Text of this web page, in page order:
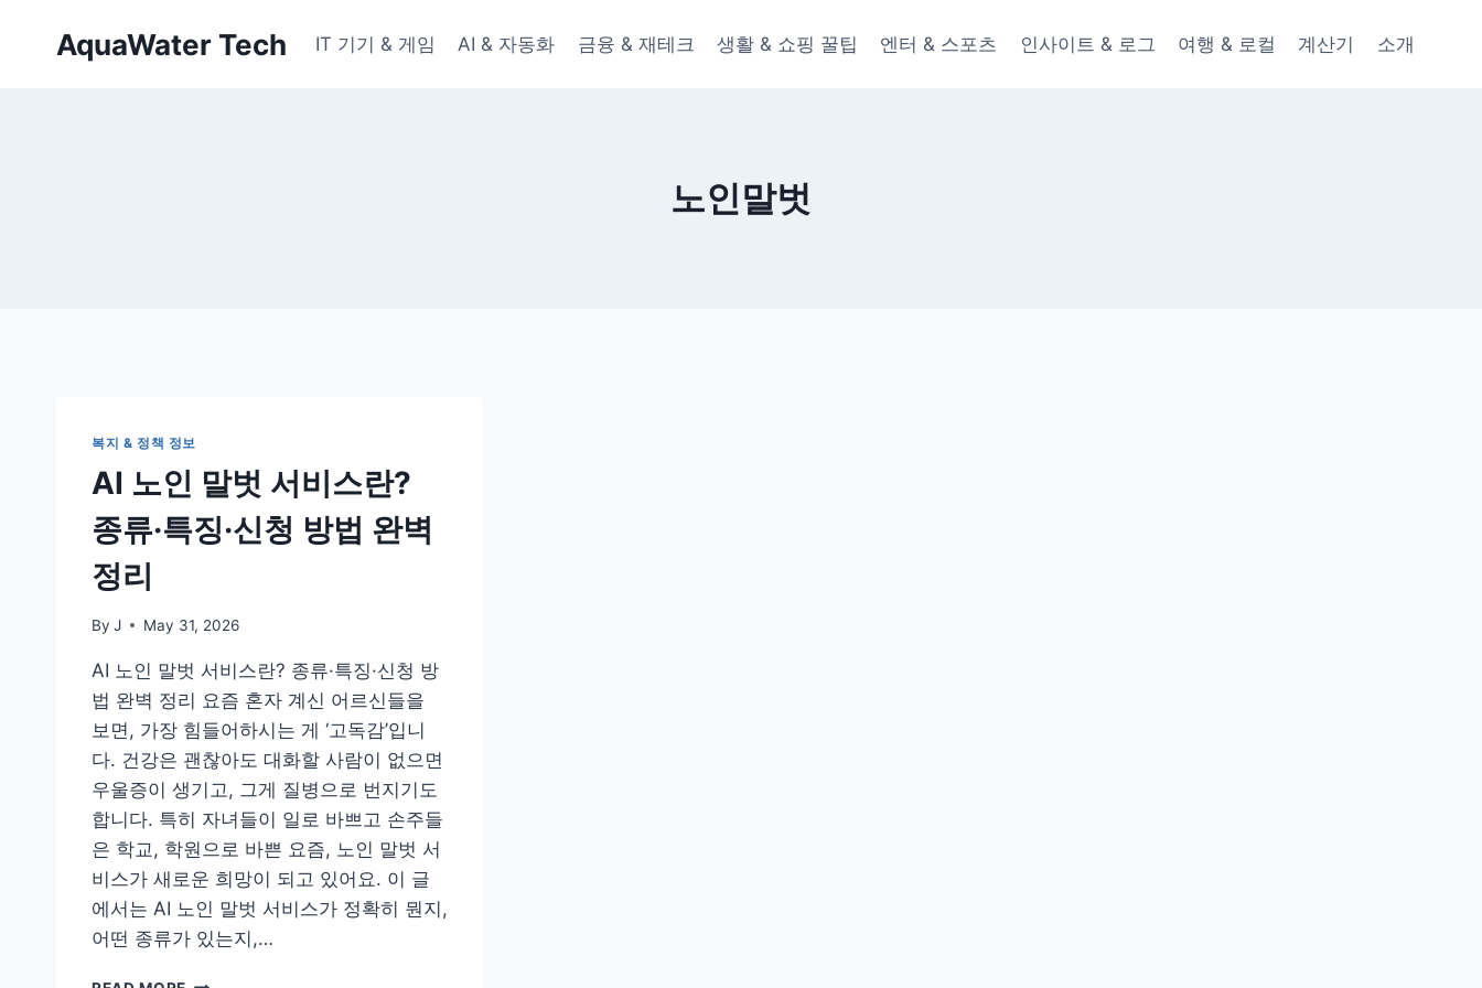
AquaWater Tech IT 기기 & 게임 AI & 자동화 금융 & 재테크 생활 & 쇼핑 꿀팁 엔터 & 스포츠 인사이트 & 로그 여행 & 로컬 계산기 소개
노인말벗
복지 & 정책 정보
AI 노인 말벗 서비스란?
종류·특징·신청 방법 완벽
정리
By J May 31, 2026
AI 노인 말벗 서비스란? 종류·특징·신청 방
법 완벽 정리 요즘 혼자 계신 어르신들을
보면, 가장 힘들어하시는 게 ‘고독감’입니
다. 건강은 괜찮아도 대화할 사람이 없으면
우울증이 생기고, 그게 질병으로 번지기도
합니다. 특히 자녀들이 일로 바쁘고 손주들
은 학교, 학원으로 바쁜 요즘, 노인 말벗 서
비스가 새로운 희망이 되고 있어요. 이 글
에서는 AI 노인 말벗 서비스가 정확히 뭔지,
어떤 종류가 있는지,…
AI